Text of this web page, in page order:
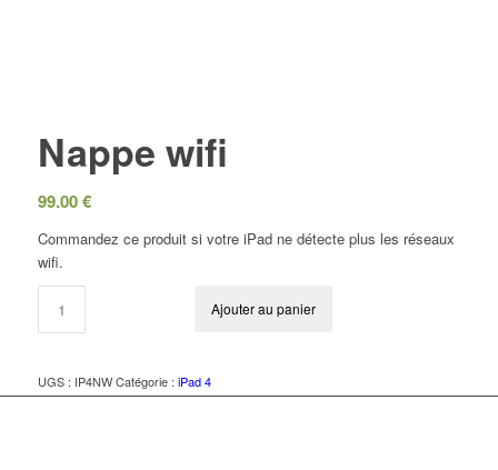
Nappe wifi
99.00€
Commandez ce produit si votre iPad ne détecte plus les réseaux
wifi.
Ajouter au panier
UGS : IP4NW Catégorie : iPad 4